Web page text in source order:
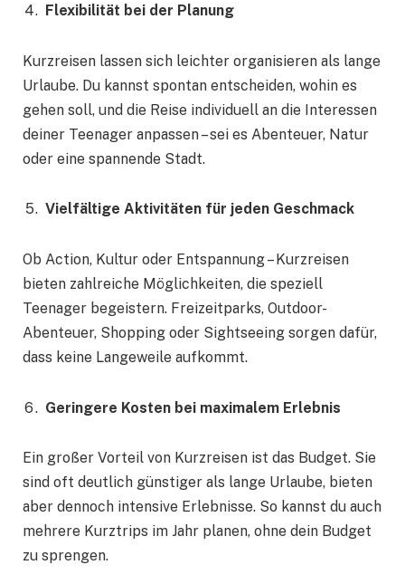
Flexibilität bei der Planung
Kurzreisen lassen sich leichter organisieren als lange
Urlaube. Du kannst spontan entscheiden, wohin es
gehen soll, und die Reise individuell an die Interessen
deiner Teenager anpassen – sei es Abenteuer, Natur
oder eine spannende Stadt.
Vielfältige Aktivitäten für jeden Geschmack
Ob Action, Kultur oder Entspannung – Kurzreisen
bieten zahlreiche Möglichkeiten, die speziell
Teenager begeistern. Freizeitparks, Outdoor-
Abenteuer, Shopping oder Sightseeing sorgen dafür,
dass keine Langeweile aufkommt.
Geringere Kosten bei maximalem Erlebnis
Ein großer Vorteil von Kurzreisen ist das Budget. Sie
sind oft deutlich günstiger als lange Urlaube, bieten
aber dennoch intensive Erlebnisse. So kannst du auch
mehrere Kurztrips im Jahr planen, ohne dein Budget
zu sprengen.